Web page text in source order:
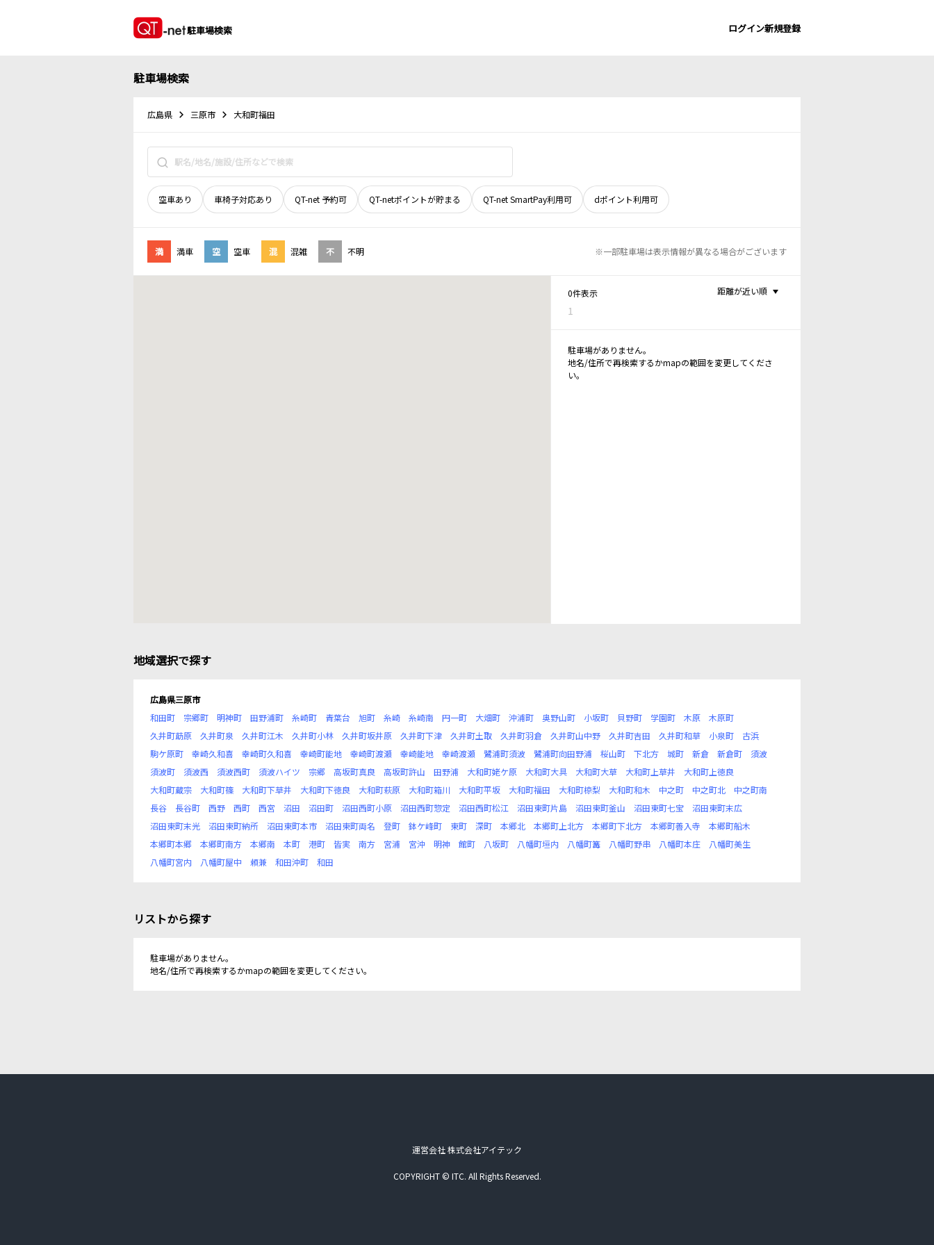
駐車場検索 ログイン新規登録
駐車場検索
広島県 三原市 大和町福田
空車あり 車椅子対応あり QT-net 予約可 QT-netポイントが貯まる QT-net SmartPay利用可 dポイント利用可
満 満車 空 空車 混 混雑 不 不明 ※一部駐車場は表示情報が異なる場合がございます
0件表示
1
距離が近い順
駐車場がありません。
地名/住所で再検索するかmapの範囲を変更してくださ
い。
地域選択で探す
広島県三原市
和田町
宗郷町 明神町 田野浦町 糸崎町 青葉台 旭町 糸崎 糸崎南 円一町 大畑町 沖浦町 奥野山町 小坂町 貝野町 学園町 木原
木原町
久井町莇原
久井町泉 久井町江木 久井町小林 久井町坂井原 久井町下津 久井町土取 久井町羽倉 久井町山中野 久井町吉田 久井町和草 小泉町
古浜
駒ケ原町
幸崎久和喜 幸崎町久和喜 幸崎町能地 幸崎町渡瀬 幸崎能地 幸崎渡瀬 鷺浦町須波 鷺浦町向田野浦 桜山町 下北方 城町 新倉 新倉町
須波
須波町
須波西 須波西町 須波ハイツ 宗郷 高坂町真良 高坂町許山 田野浦 大和町姥ケ原 大和町大具 大和町大草 大和町上草井
大和町上徳良
大和町蔵宗
大和町篠 大和町下草井 大和町下徳良 大和町萩原 大和町箱川 大和町平坂 大和町福田 大和町椋梨 大和町和木 中之町 中之町北
中之町南
長谷
長谷町 西野 西町 西宮 沼田 沼田町 沼田西町小原 沼田西町惣定 沼田西町松江 沼田東町片島 沼田東町釜山 沼田東町七宝
沼田東町末広
沼田東町末光
沼田東町納所 沼田東町本市 沼田東町両名 登町 鉢ケ峰町 東町 深町 本郷北 本郷町上北方 本郷町下北方 本郷町善入寺
本郷町船木
本郷町本郷
本郷町南方 本郷南 本町 港町 皆実 南方 宮浦 宮沖 明神 館町 八坂町 八幡町垣内 八幡町篝 八幡町野串 八幡町本庄
八幡町美生
八幡町宮内
八幡町屋中 頼兼 和田沖町 和田
リストから探す
駐車場がありません。
地名/住所で再検索するかmapの範囲を変更してください。
運営会社 株式会社アイテック
COPYRIGHT © ITC. All Rights Reserved.